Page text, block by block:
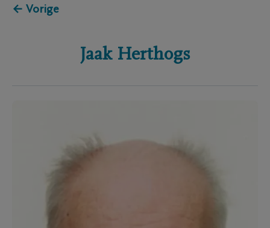
← Vorige
Jaak Herthogs